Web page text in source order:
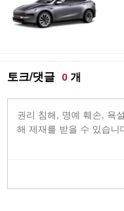
토크/댓글 0 개